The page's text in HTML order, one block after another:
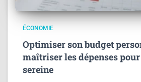
ÉCONOMIE
Optimiser son budget
maîtriser les dépenses
sereine